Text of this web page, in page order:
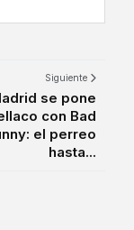
Siguiente
se pone
con Bad
el perreo
hasta...